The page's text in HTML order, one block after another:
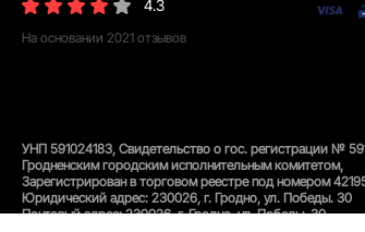
4.3
На основании 2021 отзывов
УНП 591024183, Свидетельство о гос. регистрации №
Гродненским городским исполнительным комитетом,
Зарегистрирован в торговом реестре под номером
Юридический адрес: 230026, г. Гродно, ул. Победы. 30
Почтовый адрес: 230026, г. Гродно, ул. Победы. 30